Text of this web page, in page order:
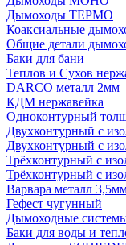
Дымоходы ТЕРМО
Коаксиальные
Общие детали
Баки для бани
Теплов и Сухов
DARCO металл 2мм
КДМ нержавейка
Одноконтурный
Двухконтурный с
Двухконтурный с
Трёхконтурный с
Трёхконтурный с
Варвара металл
Гефест чугунный
Дымоходные
Баки для воды и